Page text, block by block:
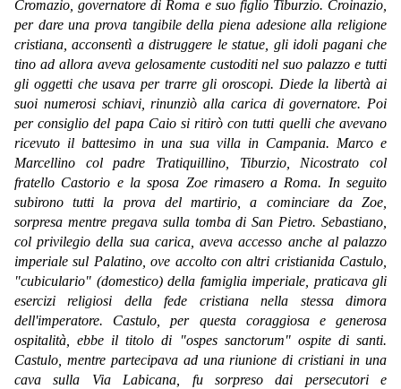
Cromazio, governatore di Roma e suo figlio Tiburzio. Croinazio,
per dare una prova tangibile della piena adesione alla religione
cristiana, acconsentì a distruggere le statue, gli idoli pagani che
tino ad allora aveva gelosamente custoditi nel suo palazzo e tutti
gli oggetti che usava per trarre gli oroscopi. Diede la libertà ai
suoi numerosi schiavi, rinunziò alla carica di governatore. Poi
per consiglio del papa Caio si ritirò con tutti quelli che avevano
ricevuto il battesimo in una sua villa in Campania. Marco e
Marcellino col padre Tratiquillino, Tiburzio, Nicostrato col
fratello Castorio e la sposa Zoe rimasero a Roma. In seguito
subirono tutti la prova del martirio, a cominciare da Zoe,
sorpresa mentre pregava sulla tomba di San Pietro. Sebastiano,
col privilegio della sua carica, aveva accesso anche al palazzo
imperiale sul Palatino, ove accolto con altri cristianida Castulo,
"cubiculario" (domestico) della famiglia imperiale, praticava gli
esercizi religiosi della fede cristiana nella stessa dimora
dell'imperatore. Castulo, per questa coraggiosa e generosa
ospitalità, ebbe il titolo di "ospes sanctorum" ospite di santi.
Castulo, mentre partecipava ad una riunione di cristiani in una
cava sulla Via Labicana, fu sorpreso dai persecutori e